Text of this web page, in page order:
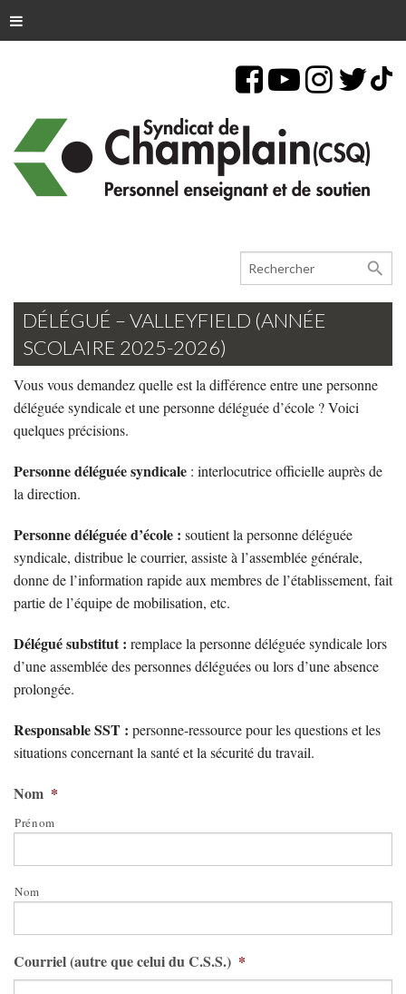
search
DÉLÉGUÉ – VALLEYFIELD (ANNÉE
SCOLAIRE 2025-2026)
Vous vous demandez quelle est la différence entre une personne
déléguée syndicale et une personne déléguée d’école ? Voici
quelques précisions.
Personne déléguée syndicale : interlocutrice officielle auprès de
la direction.
Personne déléguée d’école : soutient la personne déléguée
syndicale, distribue le courrier, assiste à l’assemblée générale,
donne de l’information rapide aux membres de l’établissement, fait
partie de l’équipe de mobilisation, etc.
Délégué substitut : remplace la personne déléguée syndicale lors
d’une assemblée des personnes déléguées ou lors d’une absence
prolongée.
Responsable SST : personne-ressource pour les questions et les
situations concernant la santé et la sécurité du travail.
Nom *
Prénom
Nom
Courriel (autre que celui du C.S.S.) *